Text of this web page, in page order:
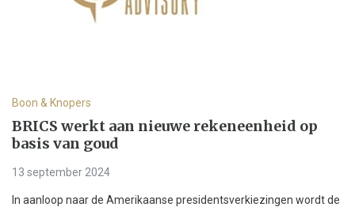
Boon & Knopers
BRICS werkt aan nieuwe rekeneenheid op
basis van goud
13 september 2024
In aanloop naar de Amerikaanse presidentsverkiezingen wordt de